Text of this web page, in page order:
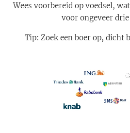
Wees voorbereid op voedsel,
voor ongeveer
Tip: Zoek een boer op, dicht